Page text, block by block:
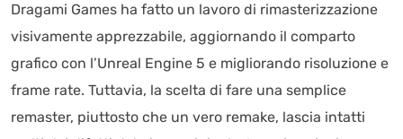
Dragami Games ha fatto un lavoro di rimasterizzazione
visivamente apprezzabile, aggiornando il comparto
grafico con l’Unreal Engine 5 e migliorando risoluzione e
frame rate. Tuttavia, la scelta di fare una semplice
remaster, piuttosto che un vero remake, lascia intatti